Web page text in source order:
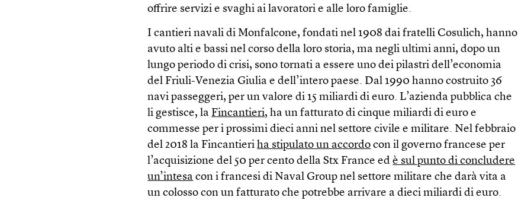
offrire servizi e svaghi ai lavoratori e alle loro famiglie.
I cantieri navali di Monfalcone, fondati nel 1908 dai fratelli Cosulich, hanno
avuto alti e bassi nel corso della loro storia, ma negli ultimi anni, dopo un
lungo periodo di crisi, sono tornati a essere uno dei pilastri dell’economia
del Friuli-Venezia Giulia e dell’intero paese. Dal 1990 hanno costruito 36
navi passeggeri, per un valore di 15 miliardi di euro. L’azienda pubblica che
li gestisce, la Fincantieri, ha un fatturato di cinque miliardi di euro e
commesse per i prossimi dieci anni nel settore civile e militare. Nel febbraio
del 2018 la Fincantieriha stipulato un accordo con il governo francese per
l’acquisizione del 50 per cento della Stx France edè sul punto di concludere
un’intesa con i francesi di Naval Group nel settore militare che darà vita a
un colosso con un fatturato che potrebbe arrivare a dieci miliardi di euro.